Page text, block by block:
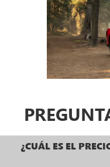
¿CUÁL ES EL